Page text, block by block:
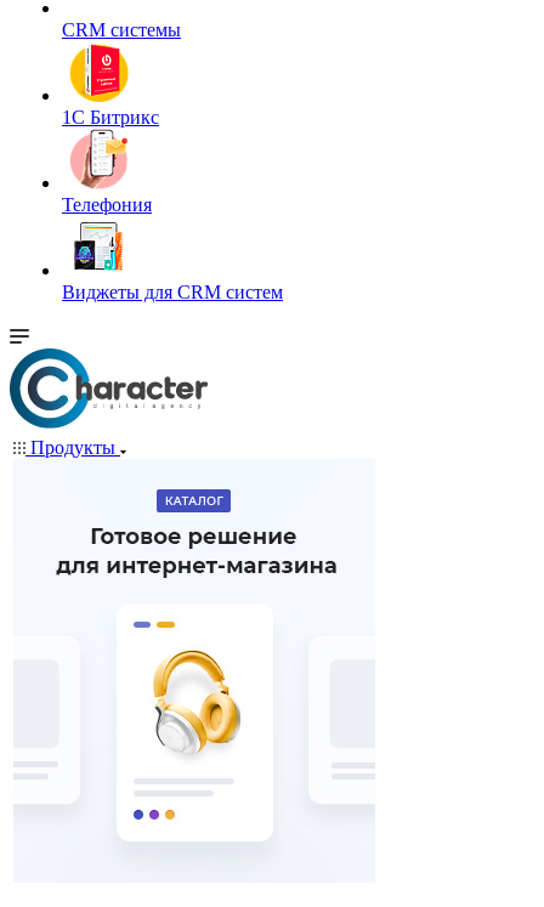
CRM системы
1С Битрикс
Телефония
Виджеты для CRM cистем
Продукты